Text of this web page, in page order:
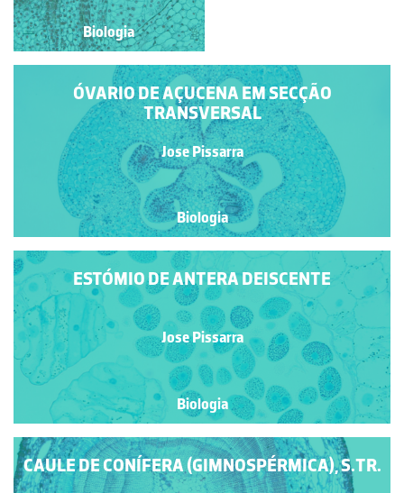
Biologia
Biologia
ÓVARIO DE AÇUCENA EM SECÇÃO
TRANSVERSAL
Jose Pissarra
Biologia
ESTÓMIO DE ANTERA DEISCENTE
Jose Pissarra
Biologia
CAULE DE CONÍFERA (GIMNOSPÉRMICA), S.TR.